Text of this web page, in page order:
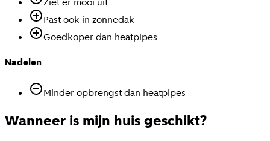
Past ook in zonnedak
Goedkoper dan heatpipes
Nadelen
Minder opbrengst dan heatpipes
Wanneer is mijn huis geschikt?